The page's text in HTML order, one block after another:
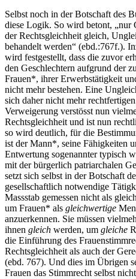
Selbst noch in der Botschaft des
diese Logik. So wird betont, „nur
der Rechtsgleichheit gleich,
behandelt werden“ (ebd.:767f.).
wird festgestellt, dass die zuvor
den Geschlechtern aufgrund der
Frauen*, ihrer Erwerbstätigkeit
nicht mehr bestehen. Eine
sich daher nicht mehr
Verweigerung verstösst nun
Rechtsgleichheit und ist nun
so wird deutlich, für die
ist der Mann*, seine Fähigkeiten
Entwertung sogenannter typisch
mit der bürgerlich patriarchalen
setzt sich selbst in der Botschaft
gesellschaftlich notwendige
Massstab gemessen nicht als
um Frauen* als gleichwertige
anzuerkennen. Sie müssen
ihnen gleich werden, um gleiche
die Einführung des
Rechtsgleichheit als auch der
(ebd. 767). Und dies im Übrigen
Frauen das Stimmrecht selbst